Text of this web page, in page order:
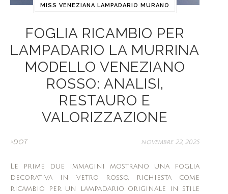
MISS VENEZIANA LAMPADARIO MURANO
FOGLIA RICAMBIO PER
LAMPADARIO LA MURRINA
MODELLO VENEZIANO
ROSSO: ANALISI,
RESTAURO E
VALORIZZAZIONE
>DOT novembre 22, 2025
Le prime due immagini mostrano una foglia
decorativa in vetro rosso, richiesta come
ricambio per un lampadario originale in stile